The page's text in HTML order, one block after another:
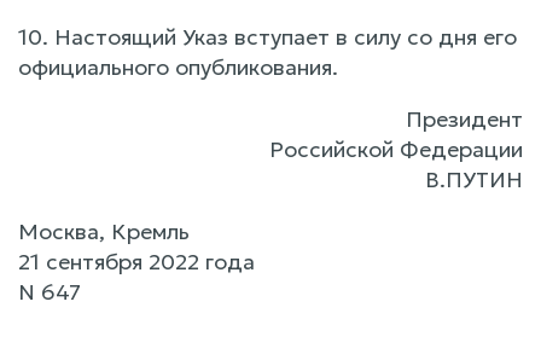
10. Настоящий Указ вступает в силу со дня его
официального опубликования.
Президент
Российской Федерации
В.ПУТИН
Москва, Кремль
21 сентября 2022 года
N 647